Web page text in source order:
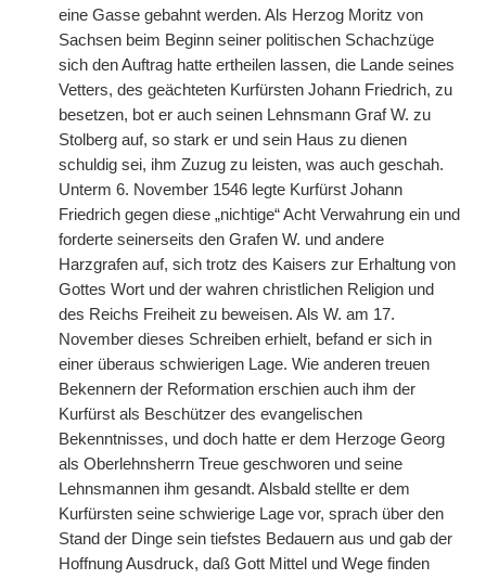
eine Gasse gebahnt werden. Als Herzog Moritz von
Sachsen beim Beginn seiner politischen Schachzüge
sich den Auftrag hatte ertheilen lassen, die Lande seines
Vetters, des geächteten Kurfürsten Johann Friedrich, zu
besetzen, bot er auch seinen Lehnsmann Graf W. zu
Stolberg auf, so stark er und sein Haus zu dienen
schuldig sei, ihm Zuzug zu leisten, was auch geschah.
Unterm 6. November 1546 legte Kurfürst Johann
Friedrich gegen diese „nichtige“ Acht Verwahrung ein und
forderte seinerseits den Grafen W. und andere
Harzgrafen auf, sich trotz des Kaisers zur Erhaltung von
Gottes Wort und der wahren christlichen Religion und
des Reichs Freiheit zu beweisen. Als W. am 17.
November dieses Schreiben erhielt, befand er sich in
einer überaus schwierigen Lage. Wie anderen treuen
Bekennern der Reformation erschien auch ihm der
Kurfürst als Beschützer des evangelischen
Bekenntnisses, und doch hatte er dem Herzoge Georg
als Oberlehnsherrn Treue geschworen und seine
Lehnsmannen ihm gesandt. Alsbald stellte er dem
Kurfürsten seine schwierige Lage vor, sprach über den
Stand der Dinge sein tiefstes Bedauern aus und gab der
Hoffnung Ausdruck, daß Gott Mittel und Wege finden